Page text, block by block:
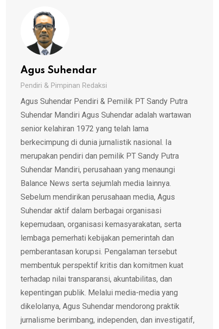
Agus Suhendar
Pendiri & Pimpinan Redaksi
Agus Suhendar Pendiri & Pemilik PT Sandy Putra
Suhendar Mandiri Agus Suhendar adalah wartawan
senior kelahiran 1972 yang telah lama
berkecimpung di dunia jurnalistik nasional. Ia
merupakan pendiri dan pemilik PT Sandy Putra
Suhendar Mandiri, perusahaan yang menaungi
Balance News serta sejumlah media lainnya.
Sebelum mendirikan perusahaan media, Agus
Suhendar aktif dalam berbagai organisasi
kepemudaan, organisasi kemasyarakatan, serta
lembaga pemerhati kebijakan pemerintah dan
pemberantasan korupsi. Pengalaman tersebut
membentuk perspektif kritis dan komitmen kuat
terhadap nilai transparansi, akuntabilitas, dan
kepentingan publik. Melalui media-media yang
dikelolanya, Agus Suhendar mendorong praktik
jurnalisme berimbang, independen, dan investigatif,